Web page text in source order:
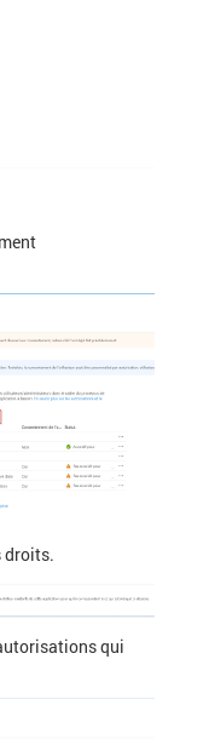
droits.
qui